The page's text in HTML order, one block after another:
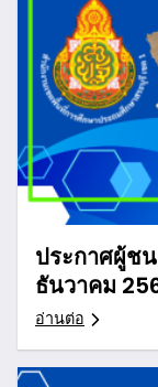
ประกาศผู้ช
ธันวาคม
อ่านต่อ